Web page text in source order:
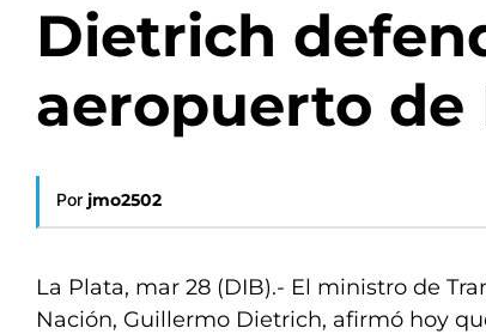
Dietrich
aeropuerto de
Por jmo2502
La Plata, mar 28 (DIB).- El ministro de
Nación, Guillermo Dietrich, afirmó hoy